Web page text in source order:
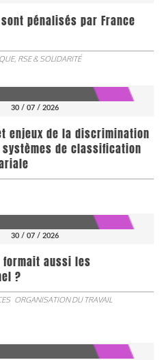
pénalisés par France
RSE & SOLIDARITÉ
30 / 07 / 2026
enjeux de la discrimination
de classification
30 / 07 / 2026
aussi les
?
ORGANISATION DU TRAVAIL